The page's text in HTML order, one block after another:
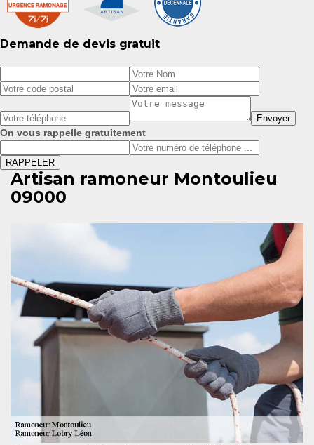
Demande de devis gratuit
On vous rappelle gratuitement
Artisan ramoneur Montoulieu
09000